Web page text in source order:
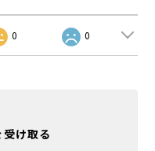
0 0
け取る